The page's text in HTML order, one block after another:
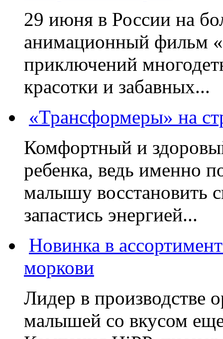
29 июня в России на
анимационный фильм
приключений
красотки и забавных...
«Трансформеры» на
Комфортный и
ребенка, ведь именно
малышу восстановить
запастись энергией...
Новинка в
моркови
Лидер в производстве
малышей со вкусом